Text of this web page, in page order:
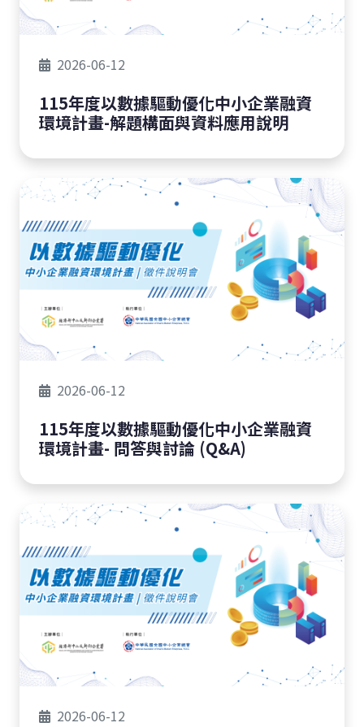
2026-06-12
115年度以數據驅動優化中小企業融資
環境計畫-解題構面與資料應用說明
2026-06-12
115年度以數據驅動優化中小企業融資
環境計畫- 問答與討論 (Q&A)
2026-06-12